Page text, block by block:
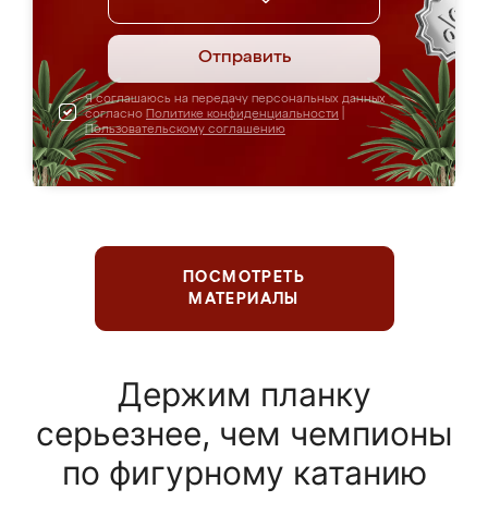
Отправить
Я соглашаюсь на передачу персональных данных
согласно Политике конфиденциальности
Пользовательскому соглашению
ПОСМОТРЕТЬ
МАТЕРИАЛЫ
Держим планку
серьезнее, чем чемпионы
по фигурному катанию